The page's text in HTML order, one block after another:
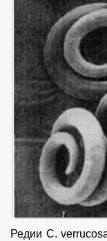
Редии С.